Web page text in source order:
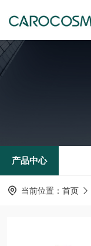
产品中心
当前位置： 首页